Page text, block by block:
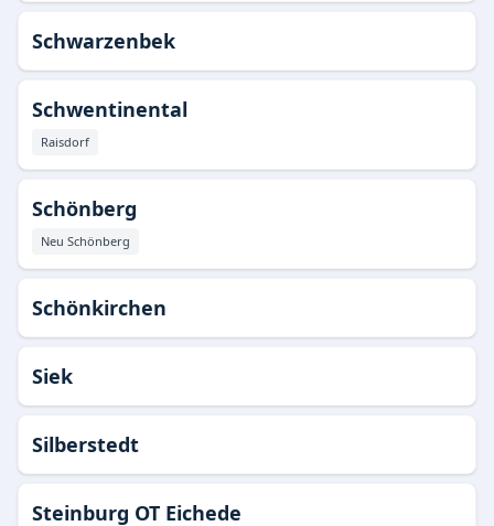
Schwarzenbek
Schwentinental
Raisdorf
Schönberg
Neu Schönberg
Schönkirchen
Siek
Silberstedt
Steinburg OT Eichede